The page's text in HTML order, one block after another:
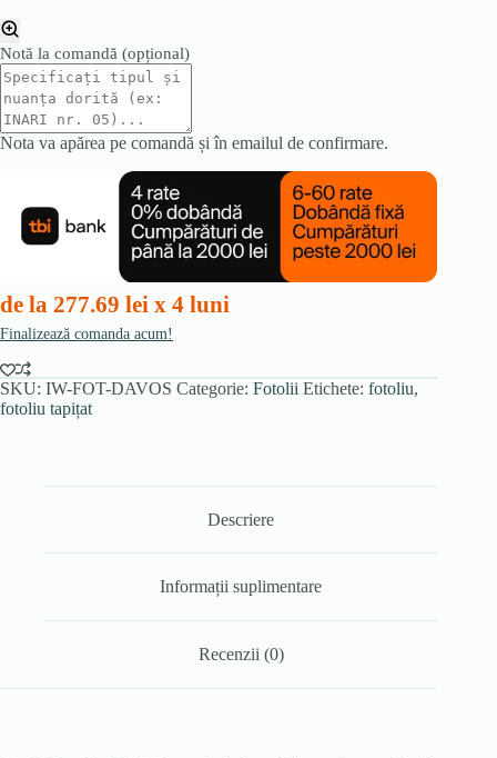
Notă la comandă (opțional)
Nota va apărea pe comandă și în emailul de confirmare.
de la 277.69 lei x 4 luni
Finalizează comanda acum!
SKU: IW-FOT-DAVOS Categorie: Fotolii Etichete: fotoliu,
fotoliu tapițat
Descriere
Informații suplimentare
Recenzii (0)